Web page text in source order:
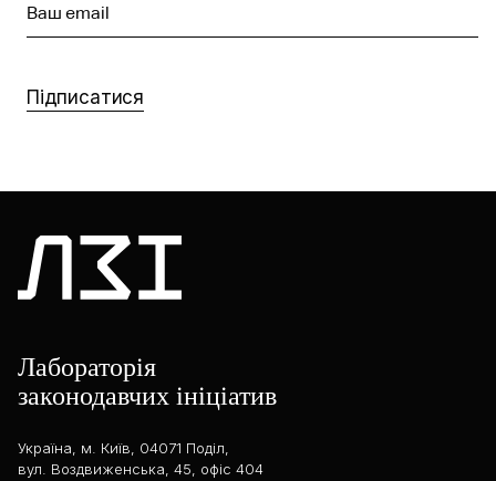
Ваш email
Підписатися
Лабораторія
законодавчих ініціатив
Україна, м. Київ, 04071 Поділ,
вул. Воздвиженська, 45, офіс 404